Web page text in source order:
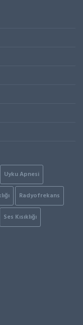
Uyku Apnesi
Radyofrekans
Ses Kısıklığı